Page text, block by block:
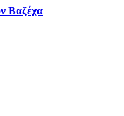
Βαζέχα